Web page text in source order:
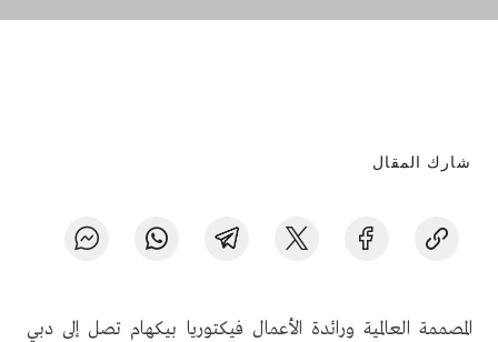
شارك المقال
المصممة العالمية ورائدة الأعمال فيكتوريا بيكهام تصل إلى دبي